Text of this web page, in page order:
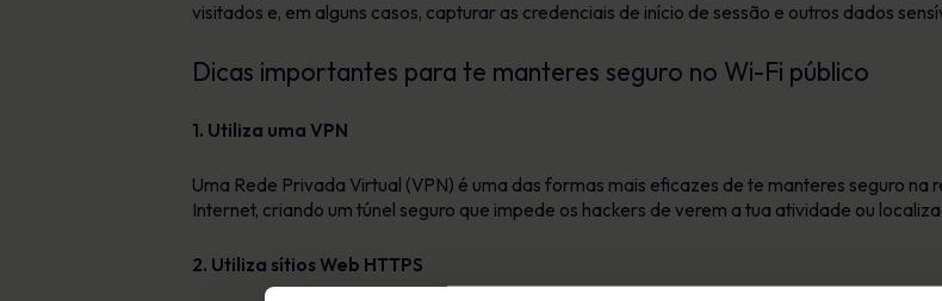
visitados e, em alguns casos, capturar as credenciais de início de sessão e outros dados
Dicas importantes para te manteres seguro no Wi-Fi público
1. Utiliza uma VPN
Uma Rede Privada Virtual (VPN) é uma das formas mais eficazes de te manteres seguro
Internet, criando um túnel seguro que impede os hackers de verem a tua atividade ou
2. Utiliza sítios Web HTTPS